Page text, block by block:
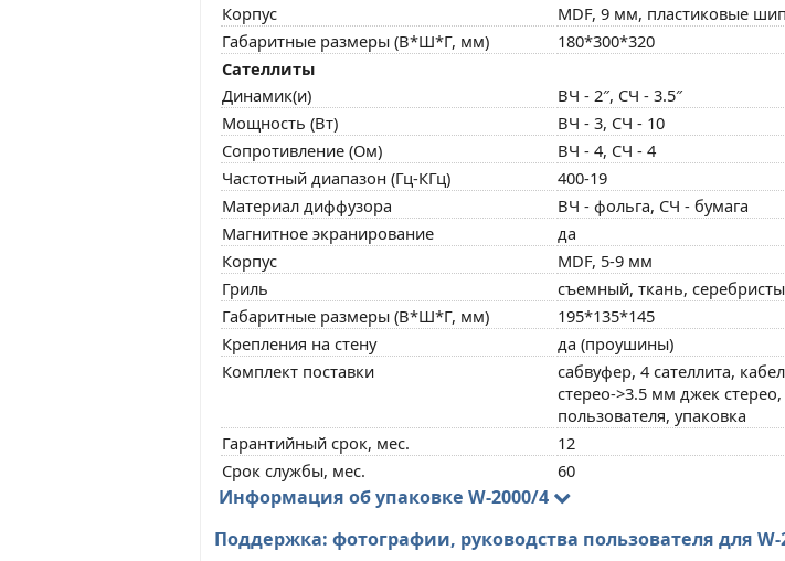
Корпус
MDF, 9 мм, пластиковые
Габаритные размеры (В*Ш*Г, мм)
180*300*320
Сателлиты
Динамик(и)
ВЧ - 2″, СЧ - 3.5″
Мощность (Вт)
ВЧ - 3, СЧ - 10
Сопротивление (Ом)
ВЧ - 4, СЧ - 4
Частотный диапазон (Гц-КГц)
400-19
Материал диффузора
ВЧ - фольга, СЧ - бумага
Магнитное экранирование
да
Корпус
MDF, 5-9 мм
Гриль
съемный, ткань,
Габаритные размеры (В*Ш*Г, мм)
195*135*145
Крепления на стену
да (проушины)
Комплект поставки
сабвуфер, 4 сателлита,
стерео->3.5 мм джек
пользователя, упаковка
Гарантийный срок, мес.
12
Cрок службы, мес.
60
Информация об упаковке W-2000/4
Поддержка: фотографии, руководства пользователя для